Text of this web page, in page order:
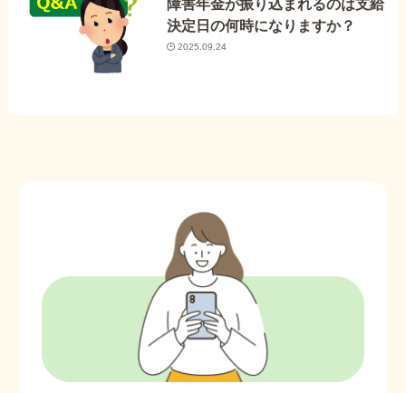
決定日の何時になりますか？
2025.09.24